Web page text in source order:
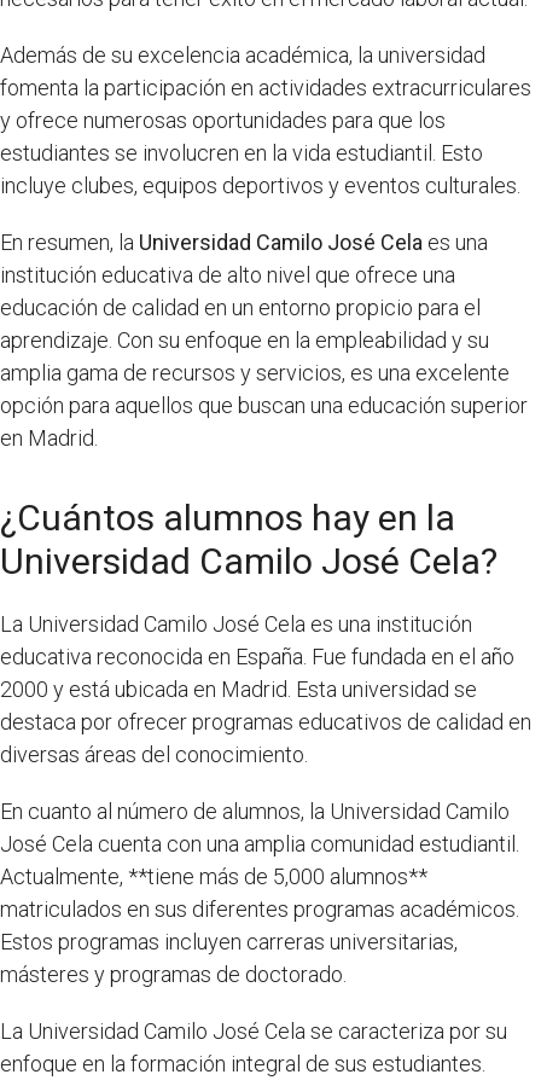
Además de su excelencia académica, la universidad
fomenta la participación en actividades extracurriculares
y ofrece numerosas oportunidades para que los
estudiantes se involucren en la vida estudiantil. Esto
incluye clubes, equipos deportivos y eventos culturales.
En resumen, la Universidad Camilo José Cela es una
institución educativa de alto nivel que ofrece una
educación de calidad en un entorno propicio para el
aprendizaje. Con su enfoque en la empleabilidad y su
amplia gama de recursos y servicios, es una excelente
opción para aquellos que buscan una educación superior
en Madrid.
¿Cuántos alumnos hay en la
Universidad Camilo José Cela?
La Universidad Camilo José Cela es una institución
educativa reconocida en España. Fue fundada en el año
2000 y está ubicada en Madrid. Esta universidad se
destaca por ofrecer programas educativos de calidad en
diversas áreas del conocimiento.
En cuanto al número de alumnos, la Universidad Camilo
José Cela cuenta con una amplia comunidad estudiantil.
Actualmente, **tiene más de 5,000 alumnos**
matriculados en sus diferentes programas académicos.
Estos programas incluyen carreras universitarias,
másteres y programas de doctorado.
La Universidad Camilo José Cela se caracteriza por su
enfoque en la formación integral de sus estudiantes.